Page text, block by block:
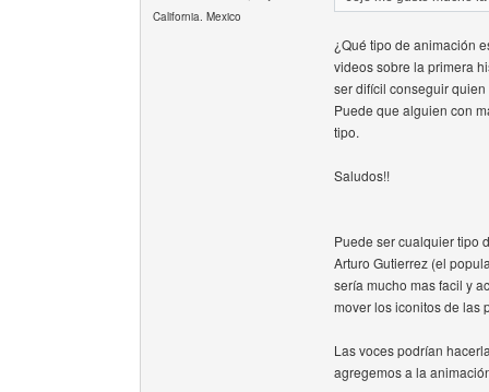
California. Mexico
¿Qué tipo de animación
videos sobre la primera
ser difícil conseguir
Puede que alguien con
tipo.
Saludos!!
Puede ser cualquier tipo
Arturo Gutierrez (el
sería mucho mas facil y
mover los iconitos de las
Las voces podrían
agregemos a la